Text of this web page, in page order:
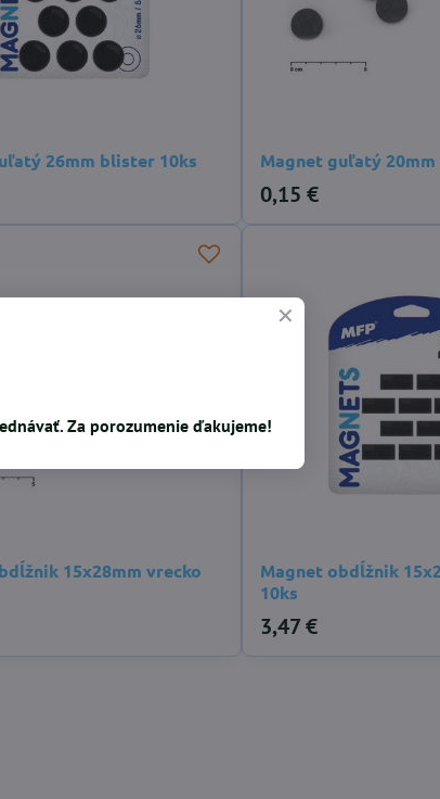
26mm blister 10ks Magnet guľatý 20mm
0,15 €
15x28mm vrecko
Magnet obdĺžnik
10ks
3,47 €
Za porozumenie ďakujeme!